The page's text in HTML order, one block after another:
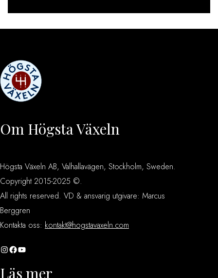
Om Högsta Växeln
Högsta Växeln AB, Valhallavägen, Stockholm, Sweden.
Copyright 2015-2025 ©.
All rights reserved. VD & ansvarig utgivare: Marcus
Berggren
Kontakta oss: kontakt@hogstavaxeln.com
InstagramFacebook YouTube
Läs mer